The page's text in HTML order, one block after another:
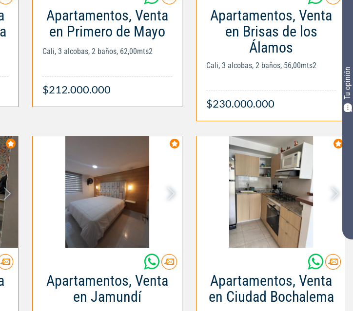
Tu opinión
Apartamentos, Venta
en Primero de Mayo
Cali, 3 alcobas, 2 baños, 62,00mts2
$212.000.000
Apartamentos, Venta
en Brisas de los
Álamos
Cali, 3 alcobas, 2 baños, 56,00mts2
$230.000.000
Apartamentos, Venta
en Jamundí
Apartamentos, Venta
en Ciudad Bochalema